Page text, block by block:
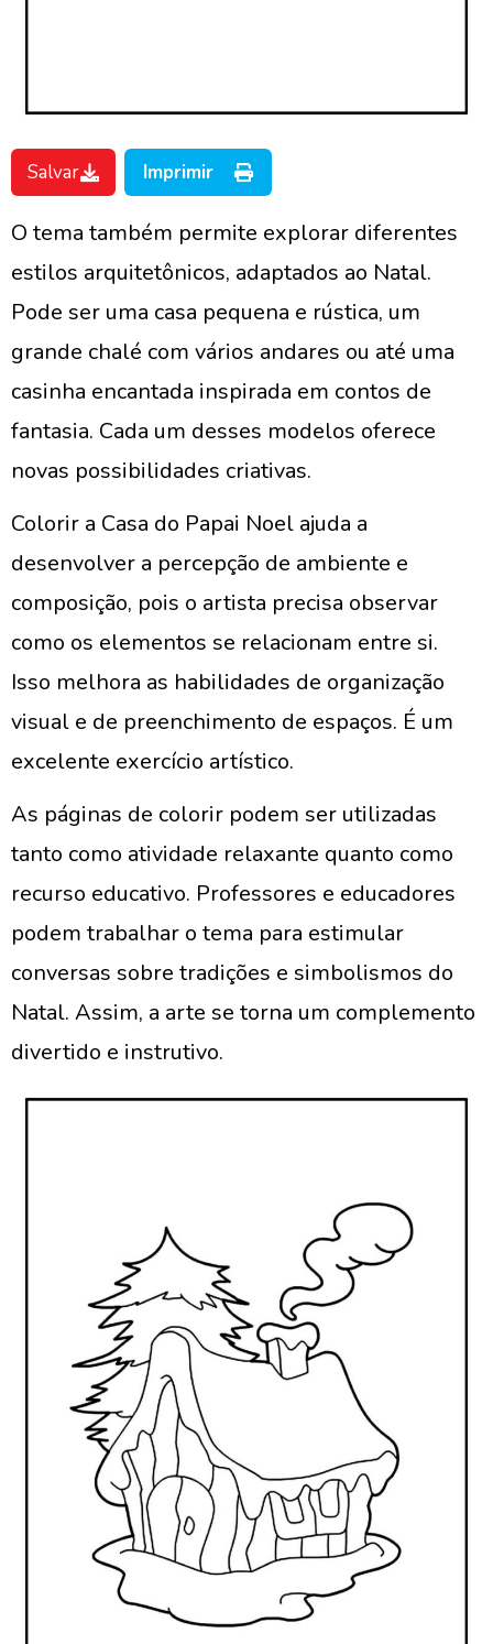
Salvar Imprimir
O tema também permite explorar diferentes
estilos arquitetônicos, adaptados ao Natal.
Pode ser uma casa pequena e rústica, um
grande chalé com vários andares ou até uma
casinha encantada inspirada em contos de
fantasia. Cada um desses modelos oferece
novas possibilidades criativas.
Colorir a Casa do Papai Noel ajuda a
desenvolver a percepção de ambiente e
composição, pois o artista precisa observar
como os elementos se relacionam entre si.
Isso melhora as habilidades de organização
visual e de preenchimento de espaços. É um
excelente exercício artístico.
As páginas de colorir podem ser utilizadas
tanto como atividade relaxante quanto como
recurso educativo. Professores e educadores
podem trabalhar o tema para estimular
conversas sobre tradições e simbolismos do
Natal. Assim, a arte se torna um complemento
divertido e instrutivo.